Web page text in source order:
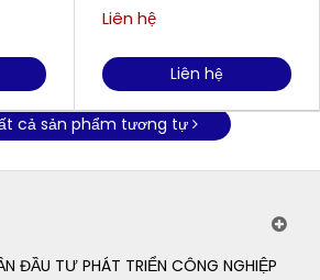
Liên hệ
Liên hệ
cả sản phẩm tương tự
ĐẦU TƯ PHÁT TRIỂN CÔNG NGHIỆP